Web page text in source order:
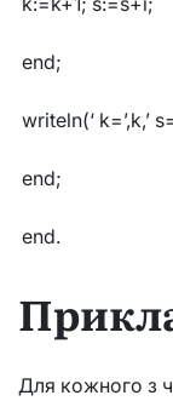
end;
writeln(‘ k=’,k,’
end;
end.
Для кожного з